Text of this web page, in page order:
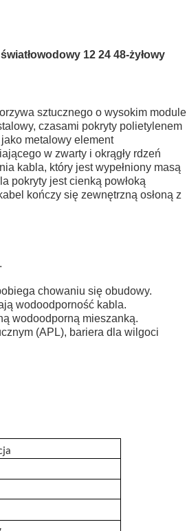
12 24 48-żyłowy
sztucznego o wysokim module
czasami pokryty polietylenem
metalowy element
w zwarty i okrągły rdzeń
kabla, który jest wypełniony masą
pokryty jest cienką powłoką
kończy się zewnętrzną osłoną z
chowaniu się obudowy.
wodoodporność kabla.
wodoodporną mieszanką.
(APL), bariera dla wilgoci